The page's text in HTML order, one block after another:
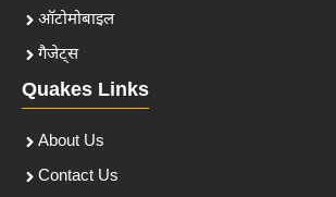
ऑटोमोबाइल
गैजेट्स
Quakes Links
About Us
Contact Us